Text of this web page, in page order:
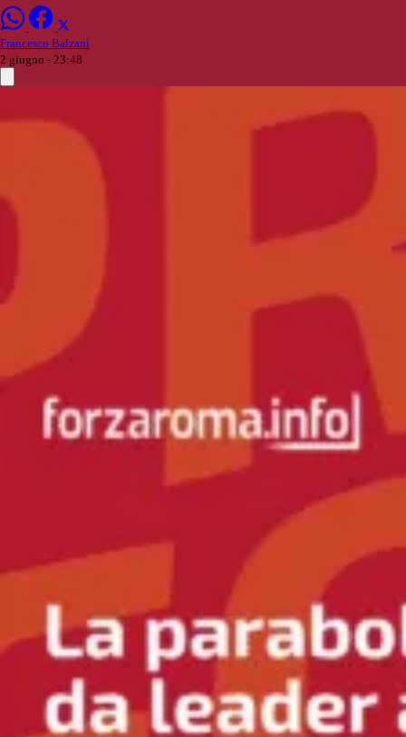
Francesco Balzani
2 giugno - 23:48